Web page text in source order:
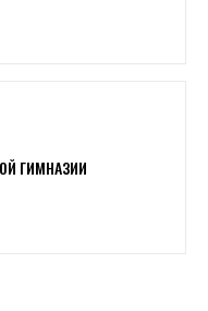
ГИМНАЗИИ